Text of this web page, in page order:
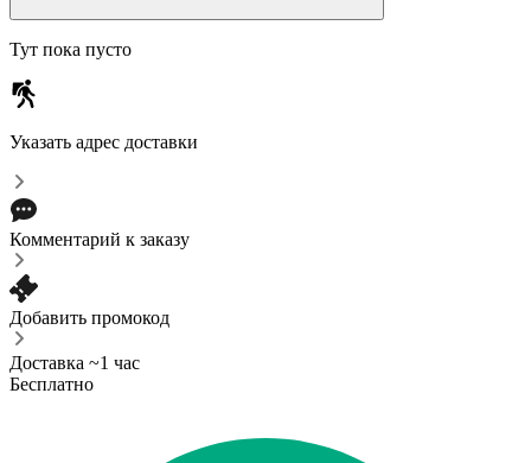
Тут пока пусто
Указать адрес доставки
Комментарий к заказу
Добавить промокод
Доставка ~1 час
Бесплатно